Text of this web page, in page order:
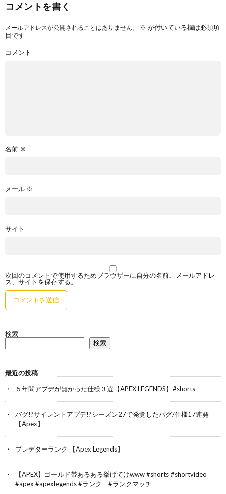
コメントを書く
メールアドレスが公開されることはありません。 ※ が付いている欄は必須項
目です
コメント
名前 ※
メール ※
サイト
次回のコメントで使用するためブラウザーに自分の名前、メールアドレ
ス、サイトを保存する。
検索
検索
最近の投稿
５年間アプデが無かった仕様３選【APEX LEGENDS】#shorts
バグ!?サイレントアプデ!?シーズン27で発覚したバグ/仕様17連発
【Apex】
プレデターランク 【Apex Legends】
【APEX】ゴールド帯あるある挙げてけwww #shorts #shortvideo
#apex #apexlegends #ランク #ランクマッチ